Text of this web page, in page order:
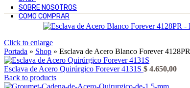
SOBRE NOSOTROS
COMO COMPRAR
Click to enlarge
Portada » Shop » Esclava de Acero Blanco Forever 4128PR
Esclava de Acero Quirúrgico Forever 4131S $ 4.650,00
Back to products